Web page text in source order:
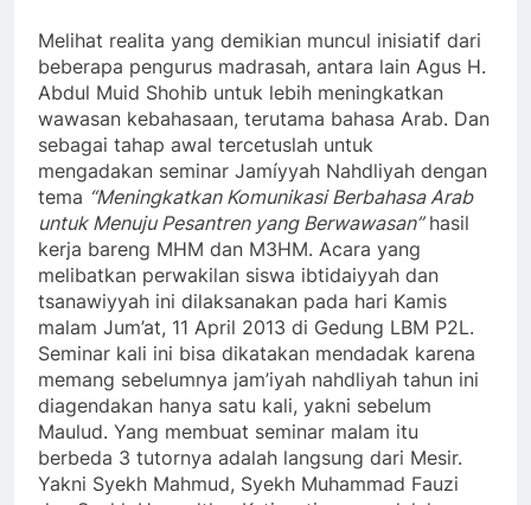
Melihat realita yang demikian muncul inisiatif dari
beberapa pengurus madrasah, antara lain Agus H.
Abdul Muid Shohib untuk lebih meningkatkan
wawasan kebahasaan, terutama bahasa Arab. Dan
sebagai tahap awal tercetuslah untuk
mengadakan seminar Jamíyyah Nahdliyah dengan
tema “Meningkatkan Komunikasi Berbahasa Arab
untuk Menuju Pesantren yang Berwawasan”hasil
kerja bareng MHM dan M3HM. Acara yang
melibatkan perwakilan siswa ibtidaiyyah dan
tsanawiyyah ini dilaksanakan pada hari Kamis
malam Jum’at, 11 April 2013 di Gedung LBM P2L.
Seminar kali ini bisa dikatakan mendadak karena
memang sebelumnya jam’iyah nahdliyah tahun ini
diagendakan hanya satu kali, yakni sebelum
Maulud. Yang membuat seminar malam itu
berbeda 3 tutornya adalah langsung dari Mesir.
Yakni Syekh Mahmud, Syekh Muhammad Fauzi